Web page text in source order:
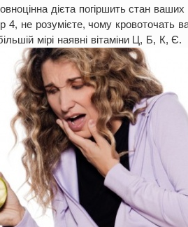
дієта погіршить стан
4, не розумієте, чому кровоточать
мірі наявні вітаміни Ц, Б, К, Є.